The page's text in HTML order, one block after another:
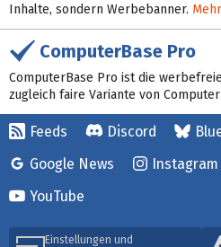
Inhalte, sondern Werbebanner.
ComputerBase Pro
ComputerBase Pro ist die
zugleich faire Variante von
Feeds Discord
Google News
Instagram
YouTube
Einstellungen und